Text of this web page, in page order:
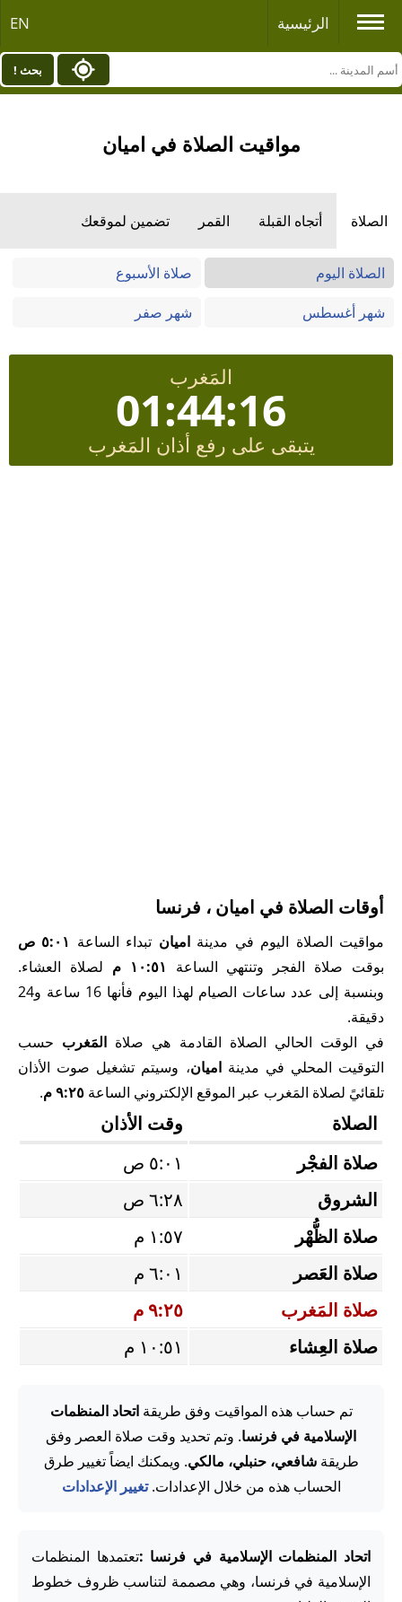
الرئيسية EN
بحث !
مواقيت الصلاة في اميان
الصلاة أتجاه القبلة القمر تضمين لموقعك
الصلاة اليوم
صلاة الأسبوع
شهر أغسطس
شهر صفر
المَغرب
01:44:15
يتبقى على رفع أذان المَغرب
أوقات الصلاة في اميان ، فرنسا
مواقيت الصلاة اليوم في مدينةاميان تبداء الساعة ٥:٠١ ص
بوقت صلاة الفجر وتنتهي الساعة ١٠:٥١ م
لصلاة العشاء.
وبنسبة إلى عدد ساعات الصيام لهذا اليوم فأنها 16 ساعة و24
دقيقة.
في الوقت الحالي الصلاة القادمة هي صلاة المَغرب حسب
التوقيت المحلي في مدينةاميان، وسيتم تشغيل صوت الأذان
تلقائيً لصلاة المَغرب عبر الموقع الإلكتروني الساعة ٩:٢٥ م .
الصلاة
وقت الأذان
صلاة الفجْر
٥:٠١ ص
الشروق
٦:٢٨ ص
صلاة الظُّهْر
١:٥٧ م
صلاة العَصر
٦:٠١ م
صلاة المَغرب
٩:٢٥ م
صلاة العِشاء
١٠:٥١ م
تم حساب هذه المواقيت وفق طريقةاتحاد المنظمات
الإسلامية في فرنسا. وتم تحديد وقت صلاة العصر وفق
طريقةشافعي، حنبلي، مالكي. ويمكنك ايضاً تغيير طرق
الحساب هذه من خلال الإعدادات.تغيير الإعدادات
اتحاد المنظمات الإسلامية في فرنسا :تعتمدها المنظمات
الإسلامية في فرنسا، وهي مصممة لتناسب ظروف خطوط